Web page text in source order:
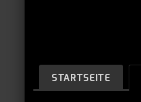
STARTSEITE